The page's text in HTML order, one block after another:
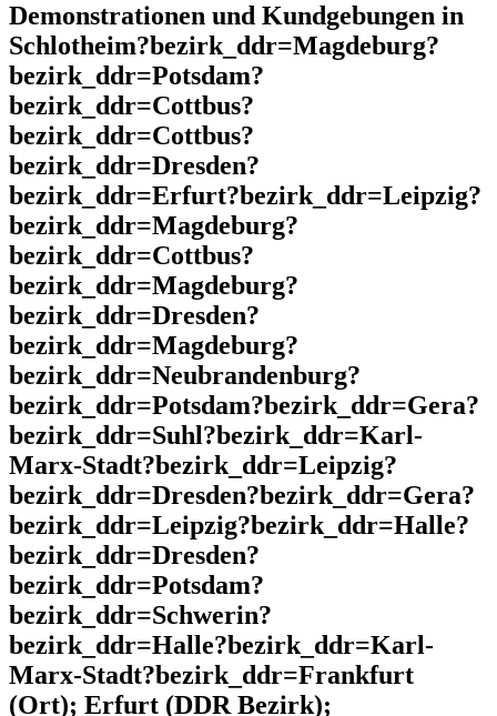
Demonstrationen und Kundgebungen in
Schlotheim?bezirk_ddr=Magdeburg?
bezirk_ddr=Potsdam?
bezirk_ddr=Cottbus?
bezirk_ddr=Cottbus?
bezirk_ddr=Dresden?
bezirk_ddr=Erfurt?bezirk_ddr=Leipzig?
bezirk_ddr=Magdeburg?
bezirk_ddr=Cottbus?
bezirk_ddr=Magdeburg?
bezirk_ddr=Dresden?
bezirk_ddr=Magdeburg?
bezirk_ddr=Neubrandenburg?
bezirk_ddr=Potsdam?bezirk_ddr=Gera?
bezirk_ddr=Suhl?bezirk_ddr=Karl-
Marx-Stadt?bezirk_ddr=Leipzig?
bezirk_ddr=Dresden?bezirk_ddr=Gera?
bezirk_ddr=Leipzig?bezirk_ddr=Halle?
bezirk_ddr=Dresden?
bezirk_ddr=Potsdam?
bezirk_ddr=Schwerin?
bezirk_ddr=Halle?bezirk_ddr=Karl-
Marx-Stadt?bezirk_ddr=Frankfurt
(Ort); Erfurt (DDR Bezirk);